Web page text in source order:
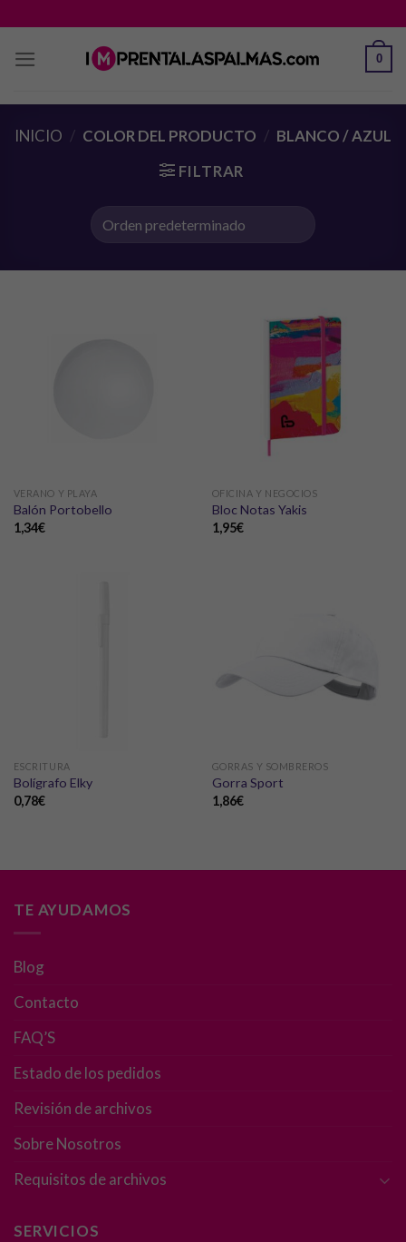
contenido
0
INICIO / COLOR DEL PRODUCTO / BLANCO / AZUL
FILTRAR
VERANO Y PLAYA
Balón Portobello
1,34€
OFICINA Y NEGOCIOS
Bloc Notas Yakis
1,95€
ESCRITURA
Bolígrafo Elky
0,78€
GORRAS Y SOMBREROS
Gorra Sport
1,86€
TE AYUDAMOS
Blog
Contacto
FAQ’S
Estado de los pedidos
Revisión de archivos
Sobre Nosotros
Requisitos de archivos
SERVICIOS